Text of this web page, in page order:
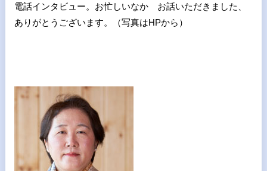
電話インタビュー。お忙しいなか お話いただきました、
ありがとうございます。（写真はHPから）